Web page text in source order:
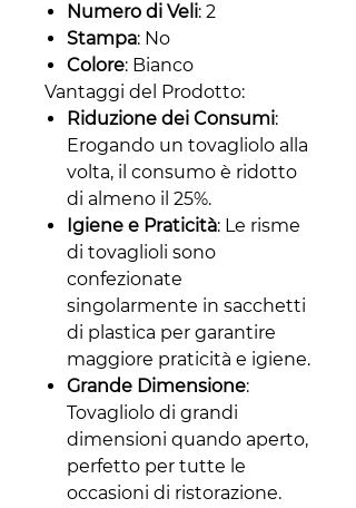
Numero di Veli: 2
Stampa: No
Colore: Bianco
Vantaggi del Prodotto:
Riduzione dei Consumi:
Erogando un tovagliolo alla
volta, il consumo è ridotto
di almeno il 25%.
Igiene e Praticità: Le risme
di tovaglioli sono
confezionate
singolarmente in sacchetti
di plastica per garantire
maggiore praticità e igiene.
Grande Dimensione:
Tovagliolo di grandi
dimensioni quando aperto,
perfetto per tutte le
occasioni di ristorazione.